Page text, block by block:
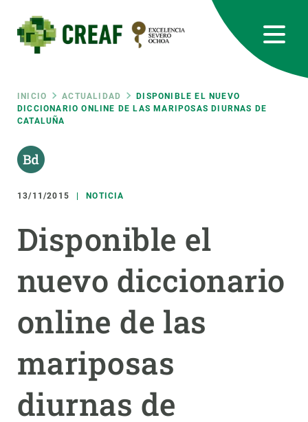
contenido
principal
Ruta
de
navegación
INICIO ACTUALIDAD
DISPONIBLE EL NUEVO
DICCIONARIO ONLINE DE LAS MARIPOSAS DIURNAS DE
CATALUÑA
13/11/2015 NOTICIA
Disponible el
nuevo diccionario
online de las
mariposas
diurnas de
RRSS
Featured
responsive
Responsive
menu
INVESTIGACIÓN
CIENCIA EN ACCIÓN
NOTICIAS Y AGENDA